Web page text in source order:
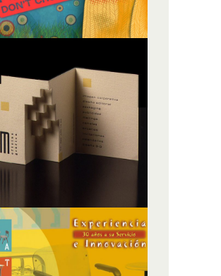
DESPLEGABLE
ILUSTRACIÓN,
MATERIAL GRÁFICO
CATÁLOGO
MUEBLES